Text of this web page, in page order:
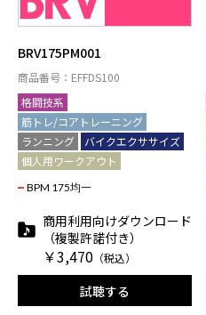
BRV175PM001
商品番号：EFFDS100
格闘技系
筋トレ/コアトレーニング
ランニング
バイクエクササイズ
個人用ワークアウト
BPM 175均一
商用利用向けダウンロード
（複製許諾付き）
￥3,470 （税込）
試聴する